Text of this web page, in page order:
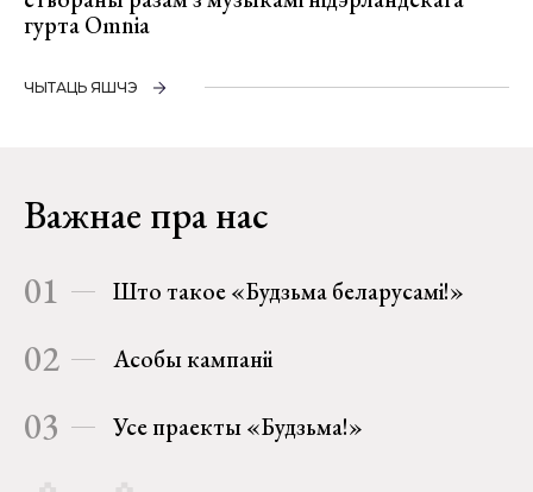
гурта Omnia
ЧЫТАЦЬ ЯШЧЭ
Важнае пра нас
01 Што такое «Будзьма беларусамі!»
02 Асобы кампаніі
03 Усе праекты «Будзьма!»